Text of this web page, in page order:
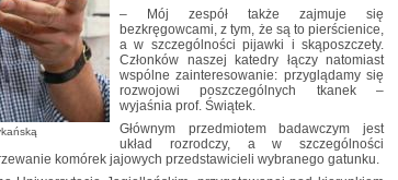
– Mój zespół także zajmuje się
bezkręgowcami, z tym, że są to pierścienice,
a w szczególności pijawki i skąposzczety.
Członków naszej katedry łączy natomiast
wspólne zainteresowanie: przyglądamy się
rozwojowi poszczególnych tkanek –
wyjaśnia prof. Świątek.
Głównym przedmiotem badawczym jest
układ rozrodczy, a w szczególności
komórek jajowych przedstawicieli wybranego gatunku.